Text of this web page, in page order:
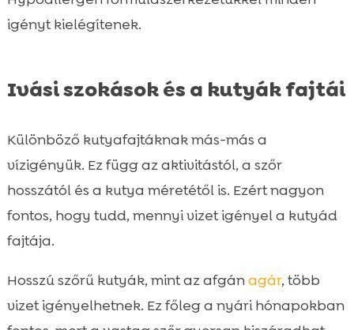
igényt kielégítenek.
Ivási szokások és a kutyák fajtái
Különböző kutyafajtáknak más-más a
vízigényük. Ez függ az aktivitástól, a szőr
hosszától és a kutya méretétől is. Ezért nagyon
fontos, hogy tudd, mennyi vizet igényel a kutyád
fajtája.
Hosszú szőrű kutyák, mint az afgánagár, több
vizet igényelhetnek. Ez főleg a nyári hónapokban